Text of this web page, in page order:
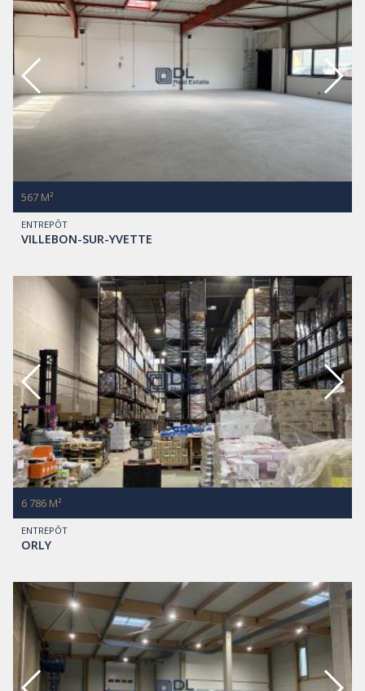
ENTREPÔT
VILLEBON-SUR-YVETTE
567 M²
ENTREPÔT
ORLY
6 786 M²